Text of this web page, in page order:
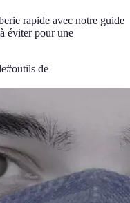
rapide avec notre guide
éviter pour une
#outils de